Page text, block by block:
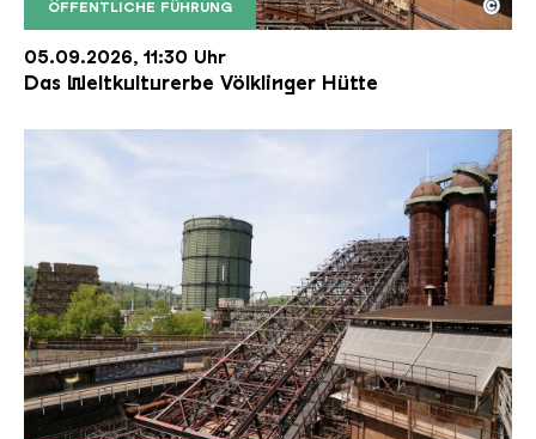
ÖFFENTLICHE FÜHRUNG
Der Erzschrägaufzug der Völklinger Hütte mit
Copyright: Weltkulturerbe Völklinger Hütte | Karl
©
05.09.2026, 11:30 Uhr
Das Weltkulturerbe Völklinger Hütte